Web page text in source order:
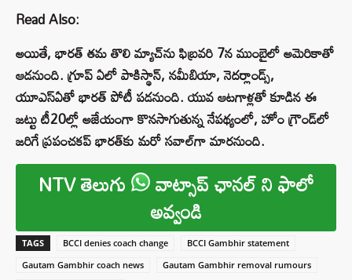
Read Also:
అయితే, భారత్ తమ తొలి మ్యాచ్‌ను ఫిబ్రవరి 7న ముంబైలో అమెరికాతో
ఆడనుంది. గ్రూప్ ఏలో పాకిస్థాన్, నమీబియా, నెదర్లాండ్స్,
యూఎస్‌ఏతో భారత్ పోటీ పడనుంది. యువ ఆటగాళ్లతో కూడిన ఈ
జట్టు టీ20ల్లో అజేయంగా కొనసాగుతున్న నేపథ్యంలో, హోం గ్రౌండ్‌లో
జరిగే ప్రపంచకప్ భారత్‌కు మరో సవాల్‌గా మారనుంది.
NTV తెలుగు వాట్సాప్ ఛానల్ ని ఫాలో
అవ్వండి
TAGS BCCI denies coach change
BCCI Gambhir statement
Gautam Gambhir coach news
Gautam Gambhir removal rumours